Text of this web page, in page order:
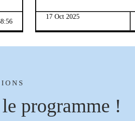
17 Oct 2025
programme !